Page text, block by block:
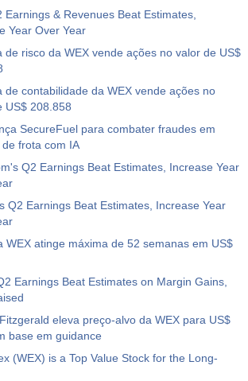
Earnings & Revenues Beat Estimates,
Year Over Year
de risco da WEX vende ações no valor de US$
de contabilidade da WEX vende ações no
US$ 208.858
SecureFuel para combater fraudes em
frota com IA
Q2 Earnings Beat Estimates, Increase Year
Q2 Earnings Beat Estimates, Increase Year
WEX atinge máxima de 52 semanas em US$
Earnings Beat Estimates on Margin Gains,
eleva preço-alvo da WEX para US$
base em guidance
(WEX) is a Top Value Stock for the Long-